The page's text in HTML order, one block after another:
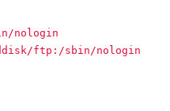
nologin
ftp:/sbin/nologin